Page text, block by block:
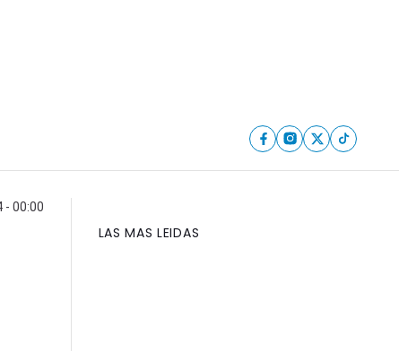
- 00:00
LAS MAS LEIDAS